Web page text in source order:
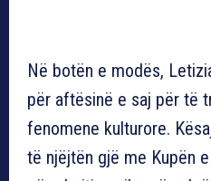
Në botën e modës,
për aftësinë e saj për të
fenomene kulturore.
të njëjtën gjë me Kupën